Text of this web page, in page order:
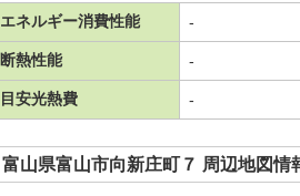
エネルギー消費性能 -
断熱性能 -
目安光熱費 -
富山県富山市向新庄町７ 周辺地図情